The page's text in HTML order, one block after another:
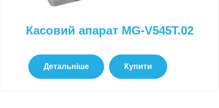
Касовий апарат MG-V545T.02
Детальніше Купити